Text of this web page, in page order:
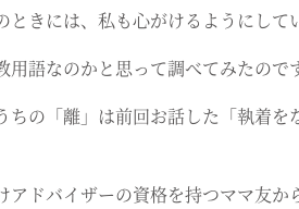
ときには、私も心がけるようにして
用語なのかと思って調べてみたので
ちの「離」は前回お話した「執着
アドバイザーの資格を持つママ友